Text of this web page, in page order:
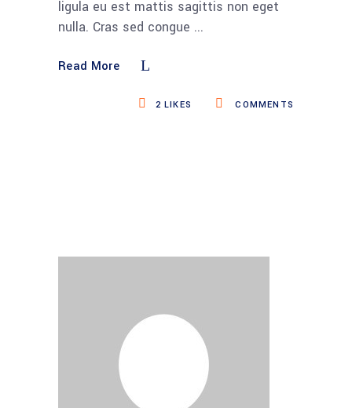
ligula eu est mattis sagittis non eget
nulla. Cras sed congue
Read More
COMMENTS
2 LIKES